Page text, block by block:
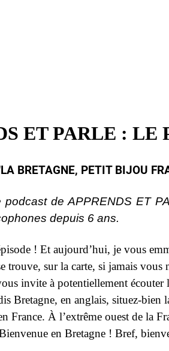
ET PARLE : LE
BRETAGNE, PETIT BIJOU
de APPRENDS ET
depuis 6 ans.
! Et aujourd’hui, je vous
sur la carte, si jamais vous
invite à potentiellement
Bretagne, en anglais, situez-
France. À l’extrême ouest de la
en Bretagne ! Bref,